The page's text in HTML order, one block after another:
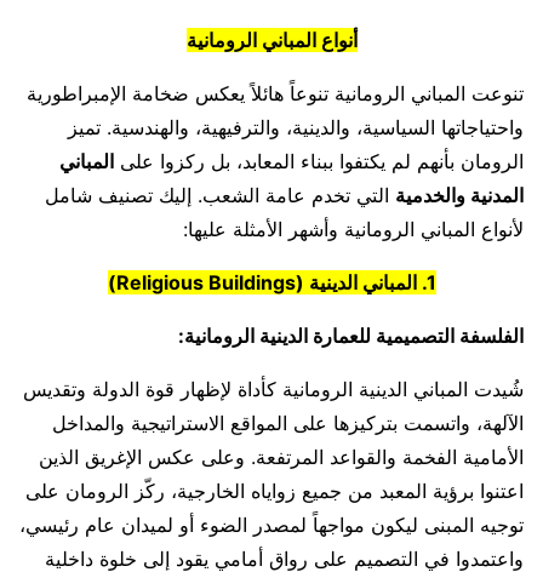
أنواع المباني الرومانية
تنوعت المباني الرومانية تنوعاً هائلاً يعكس ضخامة الإمبراطورية
واحتياجاتها السياسية، والدينية، والترفيهية، والهندسية. تميز
الرومان بأنهم لم يكتفوا ببناء المعابد، بل ركزوا على المباني
المدنية والخدمية التي تخدم عامة الشعب. إليك تصنيف شامل
لأنواع المباني الرومانية وأشهر الأمثلة عليها:
1. المباني الدينية (Religious Buildings)
الفلسفة التصميمية للعمارة الدينية الرومانية:
شُيدت المباني الدينية الرومانية كأداة لإظهار قوة الدولة وتقديس
الآلهة، واتسمت بتركيزها على المواقع الاستراتيجية والمداخل
الأمامية الفخمة والقواعد المرتفعة. وعلى عكس الإغريق الذين
اعتنوا برؤية المعبد من جميع زواياه الخارجية، ركّز الرومان على
توجيه المبنى ليكون مواجهاً لمصدر الضوء أو لميدان عام رئيسي،
واعتمدوا في التصميم على رواق أمامي يقود إلى خلوة داخلية